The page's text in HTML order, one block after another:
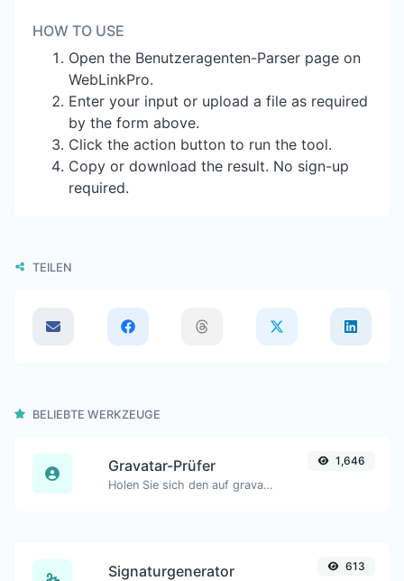
HOW TO USE
Open the Benutzeragenten-Parser page on
WebLinkPro.
Enter your input or upload a file as required
by the form above.
Click the action button to run the tool.
Copy or download the result. No sign-up
required.
TEILEN
BELIEBTE WERKZEUGE
Gravatar-Prüfer
Holen Sie sich den auf gravatar.com weltweit anerkannten Avatar für jede E-Mail.
1,646
Signaturgenerator 613